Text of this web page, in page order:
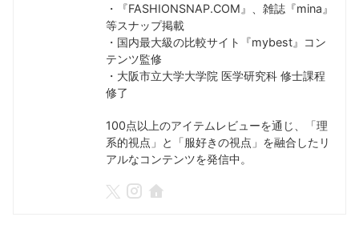
・『FASHIONSNAP.COM』、雑誌『mina』
等スナップ掲載
・国内最大級の比較サイト『mybest』コン
テンツ監修
・大阪市立大学大学院 医学研究科 修士課程
修了
100点以上のアイテムレビューを通じ、「理
系的視点」と「服好きの視点」を融合したリ
アルなコンテンツを発信中。